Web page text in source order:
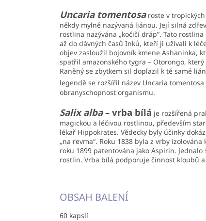
Uncaria tomentosaroste v tropických
někdy mylně nazývaná liánou. Její silná
rostlina nazývána „kočičí dráp”. Tato
až do dávných časů Inků, kteří ji užívali k
objev zasloužil bojovník kmene Ashaninka,
spatřil amazonského tygra – Otorongo,
Raněný se zbytkem sil doplazil k té samé
legendě se rozšířil název Uncaria tomentosa
obranyschopnost organismu.
Salix alba– vrba bílá je rozšířená
magickou a léčivou rostlinou, především
lékař Hippokrates. Vědecky byly účinky
„na revma“. Roku 1838 byla z vrby
roku 1899 patentována jako Aspirin.
rostlin. Vrba bílá podporuje činnost kloubů
OBSAH BALENÍ
60 kapslí